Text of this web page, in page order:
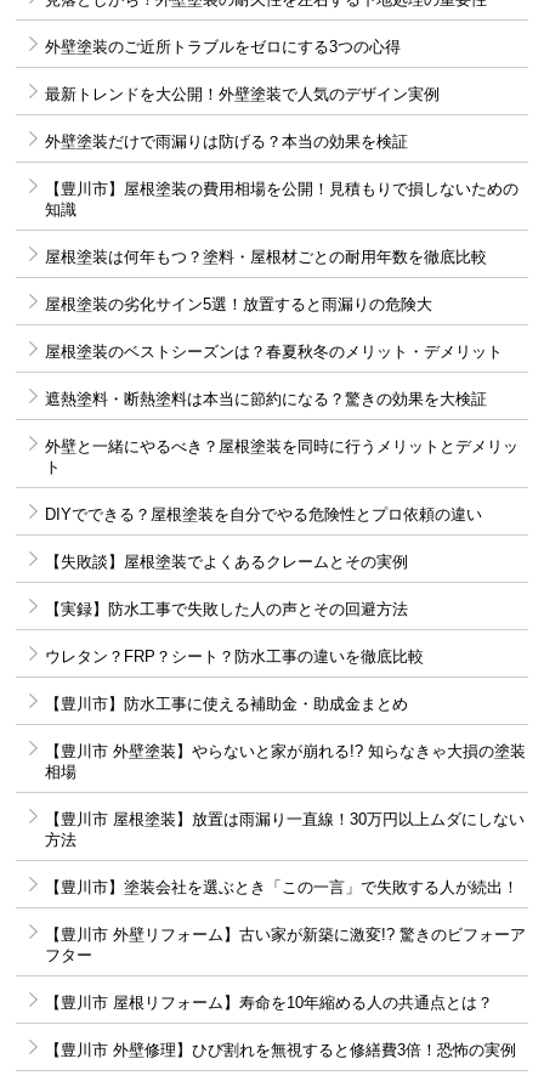
外壁塗装のご近所トラブルをゼロにする3つの心得
最新トレンドを大公開！外壁塗装で人気のデザイン実例
外壁塗装だけで雨漏りは防げる？本当の効果を検証
【豊川市】屋根塗装の費用相場を公開！見積もりで損しないための
知識
屋根塗装は何年もつ？塗料・屋根材ごとの耐用年数を徹底比較
屋根塗装の劣化サイン5選！放置すると雨漏りの危険大
屋根塗装のベストシーズンは？春夏秋冬のメリット・デメリット
遮熱塗料・断熱塗料は本当に節約になる？驚きの効果を大検証
外壁と一緒にやるべき？屋根塗装を同時に行うメリットとデメリッ
ト
DIYでできる？屋根塗装を自分でやる危険性とプロ依頼の違い
【失敗談】屋根塗装でよくあるクレームとその実例
【実録】防水工事で失敗した人の声とその回避方法
ウレタン？FRP？シート？防水工事の違いを徹底比較
【豊川市】防水工事に使える補助金・助成金まとめ
【豊川市 外壁塗装】やらないと家が崩れる!? 知らなきゃ大損の塗装
相場
【豊川市 屋根塗装】放置は雨漏り一直線！30万円以上ムダにしない
方法
【豊川市】塗装会社を選ぶとき「この一言」で失敗する人が続出！
【豊川市 外壁リフォーム】古い家が新築に激変!? 驚きのビフォーア
フター
【豊川市 屋根リフォーム】寿命を10年縮める人の共通点とは？
【豊川市 外壁修理】ひび割れを無視すると修繕費3倍！恐怖の実例